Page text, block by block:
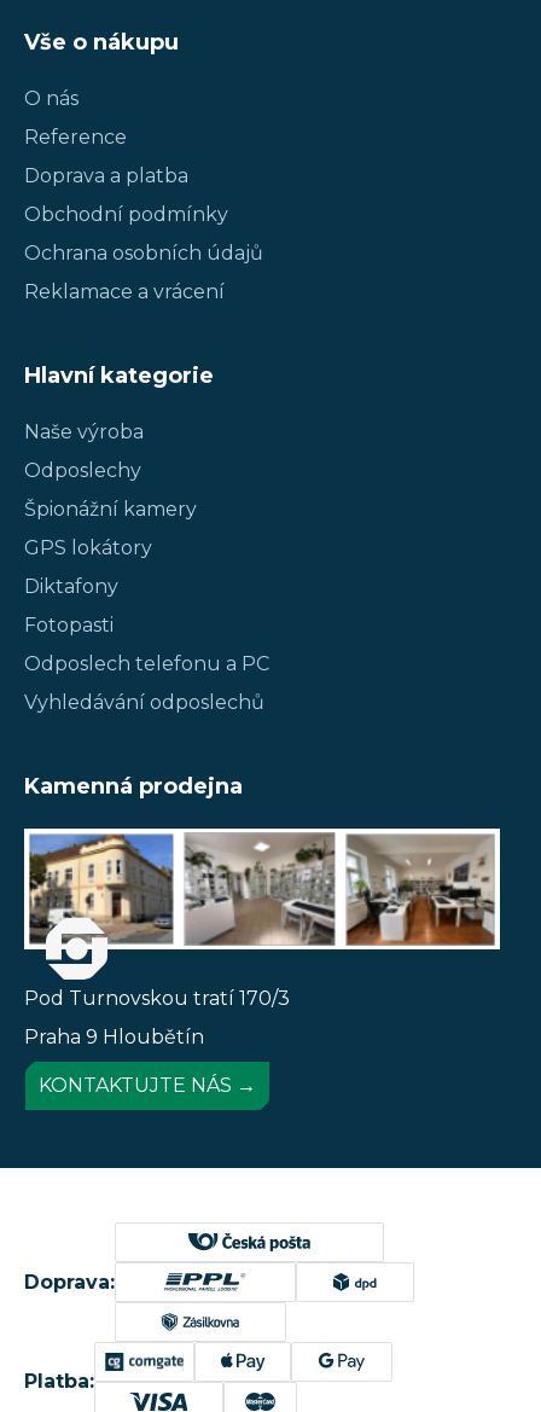
Vše o nákupu
O nás
Reference
Doprava a platba
Obchodní podmínky
Ochrana osobních údajů
Reklamace a vrácení
Hlavní kategorie
Naše výroba
Odposlechy
Špionážní kamery
GPS lokátory
Diktafony
Fotopasti
Odposlech telefonu a PC
Vyhledávání odposlechů
Kamenná prodejna
Pod Turnovskou tratí 170/3
Praha 9 Hloubětín
KONTAKTUJTE NÁS →
Doprava:
Platba: